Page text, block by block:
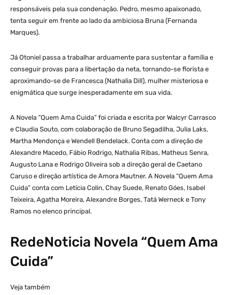
responsáveis pela sua condenação. Pedro, mesmo apaixonado,
tenta seguir em frente ao lado da ambiciosa Bruna (Fernanda
Marques).
Já Otoniel passa a trabalhar arduamente para sustentar a família e
conseguir provas para a libertação da neta, tornando-se florista e
aproximando-se de Francesca (Nathalia Dill), mulher misteriosa e
enigmática que surge inesperadamente em sua vida.
A Novela “Quem Ama Cuida” foi criada e escrita por Walcyr Carrasco
e Claudia Souto, com colaboração de Bruno Segadilha, Julia Laks,
Martha Mendonça e Wendell Bendelack. Conta com a direção de
Alexandre Macedo, Fábio Rodrigo, Nathalia Ribas, Matheus Senra,
Augusto Lana e Rodrigo Oliveira sob a direção geral de Caetano
Caruso e direção artística de Amora Mautner. A Novela “Quem Ama
Cuida” conta com Letícia Colin, Chay Suede, Renato Góes, Isabel
Teixeira, Agatha Moreira, Alexandre Borges, Tatá Werneck e Tony
Ramos no elenco principal.
RedeNoticia Novela “Quem Ama
Cuida”
Veja também